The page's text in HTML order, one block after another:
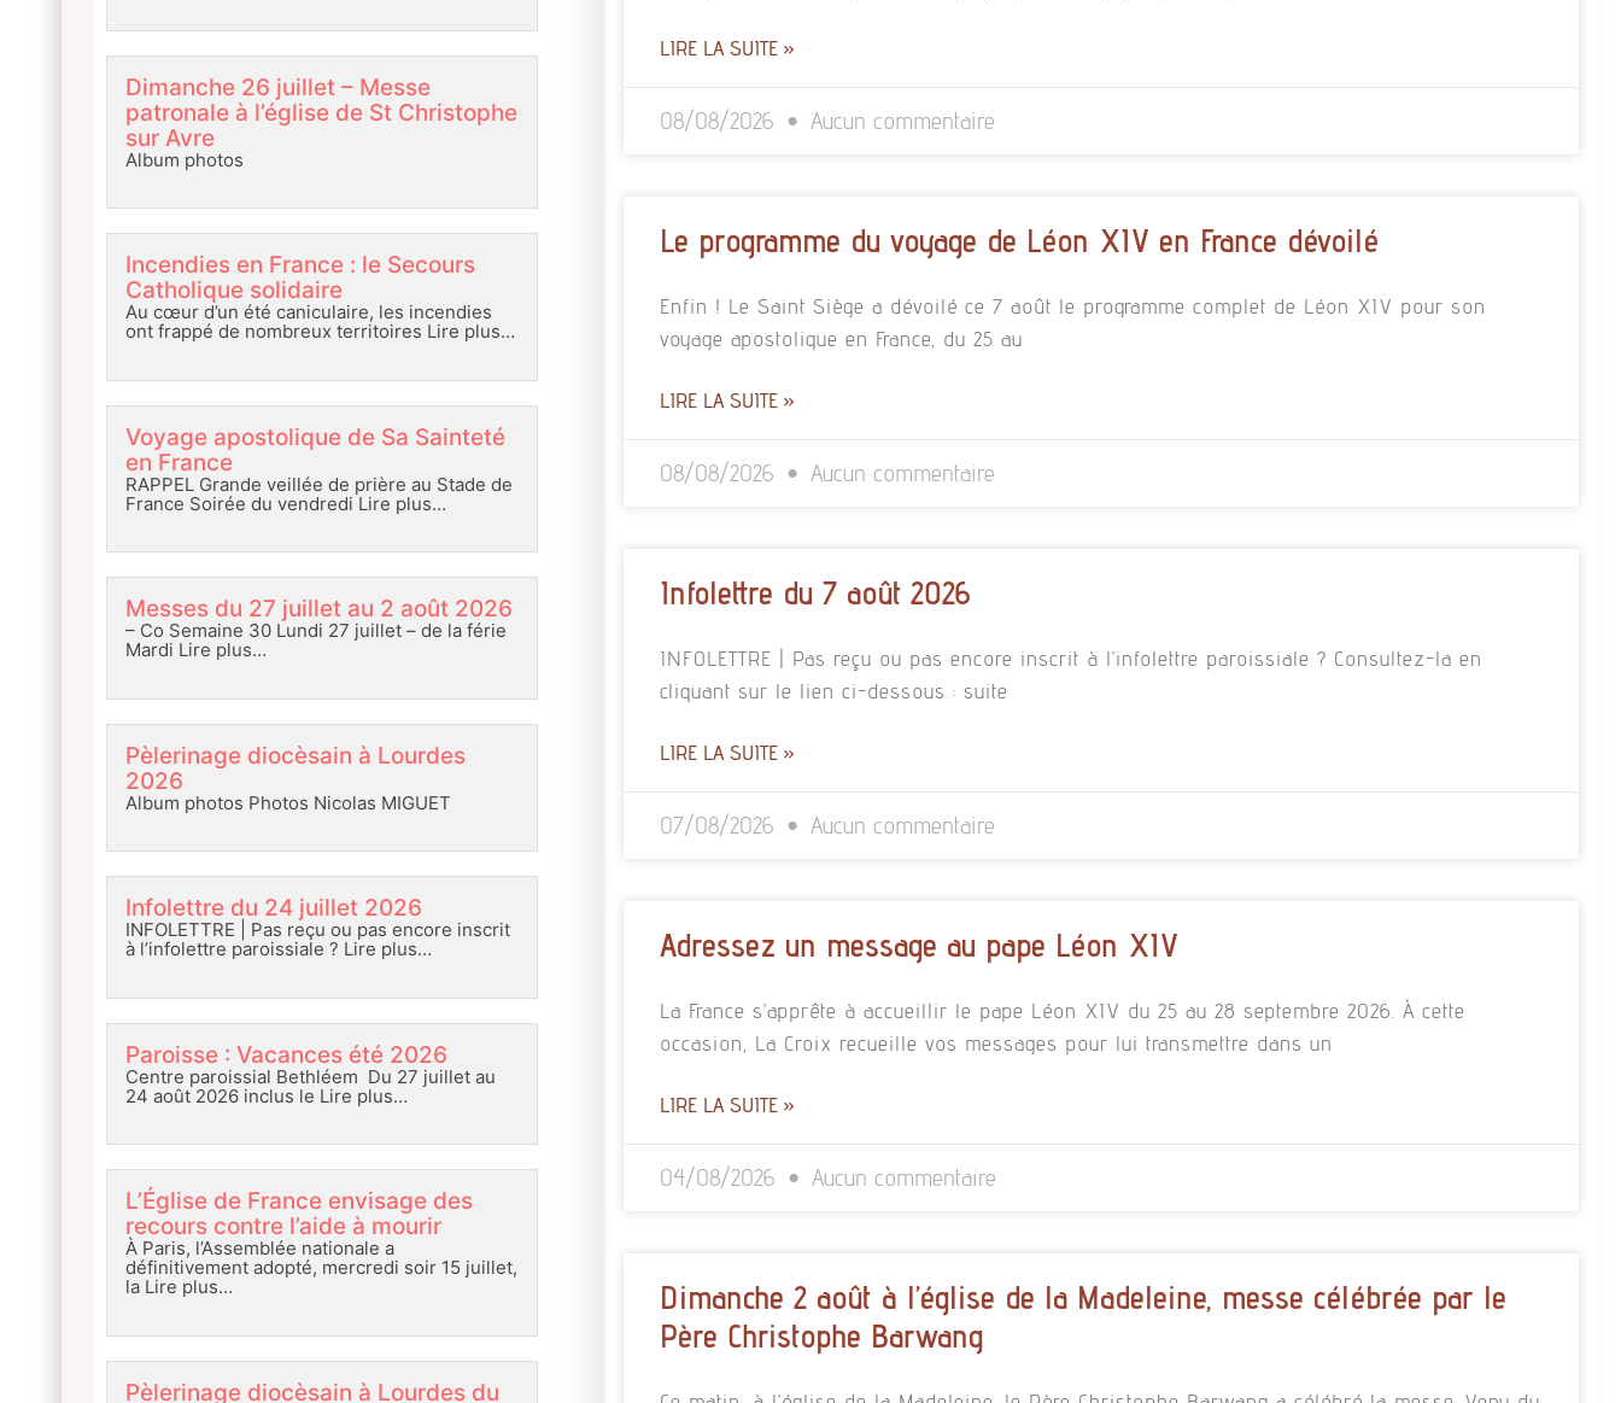
Dimanche 26 juillet – Messe
patronale à l’église de St Christophe
sur Avre
Album photos
Incendies en France : le Secours
Catholique solidaire
Au cœur d’un été caniculaire, les incendies
ont frappé de nombreux territoires Lire plus…
Voyage apostolique de Sa Sainteté
en France
RAPPEL Grande veillée de prière au Stade de
France Soirée du vendredi Lire plus…
Messes du 27 juillet au 2 août 2026
– Co Semaine 30 Lundi 27 juillet – de la férie
Mardi Lire plus…
Pèlerinage diocèsain à Lourdes
2026
Album photos Photos Nicolas MIGUET
Infolettre du 24 juillet 2026
INFOLETTRE | Pas reçu ou pas encore inscrit
à l’infolettre paroissiale ? Lire plus…
Paroisse : Vacances été 2026
Centre paroissial Bethléem Du 27 juillet au
24 août 2026 inclus le Lire plus…
L’Église de France envisage des
recours contre l’aide à mourir
À Paris, l’Assemblée nationale a
définitivement adopté, mercredi soir 15 juillet,
la Lire plus…
Pèlerinage diocèsain à Lourdes du
LIRE LA SUITE »
08/08/2026 Aucun commentaire
Le programme du voyage de Léon XIV en France dévoilé
Enfin ! Le Saint Siège a dévoilé ce 7 août le programme complet de Léon XIV pour son
voyage apostolique en France, du 25 au
LIRE LA SUITE »
08/08/2026 Aucun commentaire
Infolettre du 7 août 2026
INFOLETTRE | Pas reçu ou pas encore inscrit à l’infolettre paroissiale ? Consultez-la en
cliquant sur le lien ci-dessous : suite
LIRE LA SUITE »
07/08/2026 Aucun commentaire
Adressez un message au pape Léon XIV
La France s’apprête à accueillir le pape Léon XIV du 25 au 28 septembre 2026. À cette
occasion, La Croix recueille vos messages pour lui transmettre dans un
LIRE LA SUITE »
04/08/2026 Aucun commentaire
Dimanche 2 août à l’église de la Madeleine, messe célébrée par le
Père Christophe Barwang